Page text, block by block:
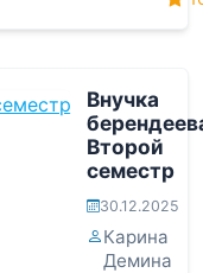
Внучка
Второй
семестр
30.12.2025
Карина
Демина